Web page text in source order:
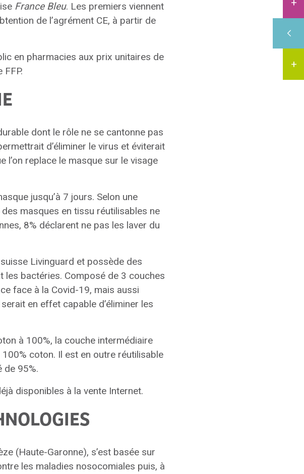
France Bleu. Les premiers viennent
de l’agrément CE, à partir de
en pharmacies aux prix unitaires de
dont le rôle ne se cantonne pas
d’éliminer le virus et éviterait
l’on replace le masque sur le visage
jusqu’à 7 jours. Selon une
masques en tissu réutilisables ne
8% déclarent ne pas les laver du
Livinguard et possède des
bactéries. Composé de 3 couches
face à la Covid-19, mais aussi
en effet capable d’éliminer les
à 100%, la couche intermédiaire
coton. Il est en outre réutilisable
de 95%.
disponibles à la vente Internet.
(Haute-Garonne), s’est basée sur
les maladies nosocomiales puis, à